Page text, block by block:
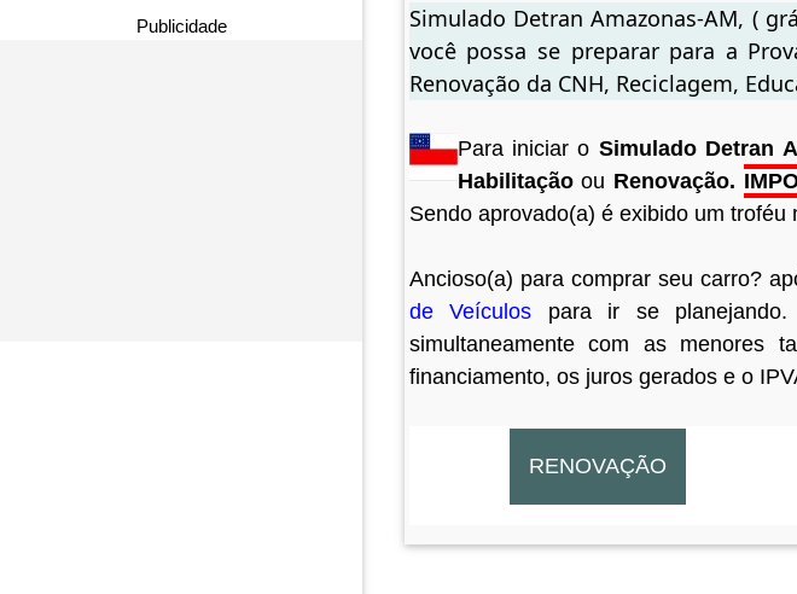
Publicidade
Simulado Detran Amazonas-AM, (
você possa se preparar para a
Renovação da CNH, Reciclagem,
Para iniciar o Simulado Detran
Habilitaçãoou Renovação.
Sendo aprovado(a) é exibido um troféu
Ancioso(a) para comprar seu carro?
de Veículos para ir se
simultaneamente com as
financiamento, os juros gerados e o